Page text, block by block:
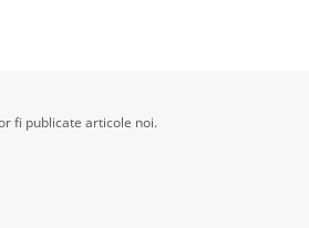
fi publicate articole noi.